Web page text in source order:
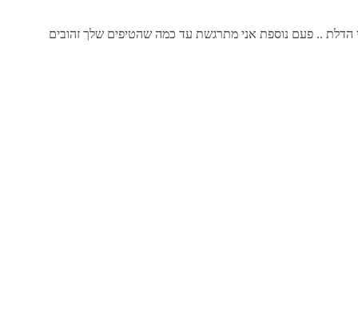
הדלת .. פעם נוספת אני מתרגשת עד כמה שהטיפים שלך זהובים